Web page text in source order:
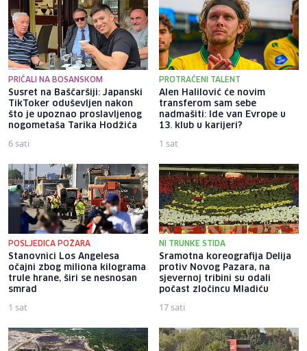
PRIČALI NA BOSANSKOM
Susret na Baščaršiji: Japanski
TikToker oduševljen nakon
što je upoznao proslavljenog
nogometaša Tarika Hodžića
6 sati
PROTRAĆENI TALENT
Alen Halilović će novim
transferom sam sebe
nadmašiti: Ide van Evrope u
13. klub u karijeri?
1 sat
POSLJEDICA POŽARA
Stanovnici Los Angelesa
očajni zbog miliona kilograma
trule hrane, širi se nesnosan
smrad
1 sat
NI TRUNKE STIDA
Sramotna koreografija Delija
protiv Novog Pazara, na
sjevernoj tribini su odali
počast zločincu Mladiću
17 sati